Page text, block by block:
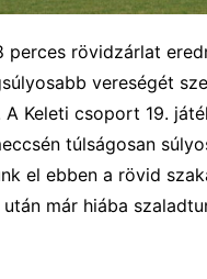
perces rövidzárlat
vereségét
A Keleti csoport 19.
túlságosan
el ebben a rövid
már hiába